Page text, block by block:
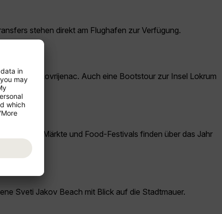
stehen direkt am Flughafen zur Verfügung.
das Fort Lovrijenac. Auch eine Bootstour zur Insel Lokrum
Märkte und Food-Festivals finden über das Jahr
Sveti Jakov Beach mit Blick auf die Stadtmauer.